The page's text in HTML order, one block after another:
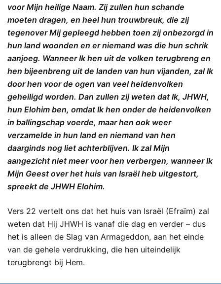
voor Mijn heilige Naam. Zij zullen hun schande
moeten dragen, en heel hun trouwbreuk, die zij
tegenover Mij gepleegd hebben toen zij onbezorgd in
hun land woonden en er niemand was die hun schrik
aanjoeg. Wanneer Ik hen uit de volken terugbreng en
hen bijeenbreng uit de landen van hun vijanden, zal Ik
door hen voor de ogen van veel heidenvolken
geheiligd worden. Dan zullen zij weten dat Ik, JHWH,
hun Elohim ben, omdat Ik hen onder de heidenvolken
in ballingschap voerde, maar hen ook weer
verzamelde in hun land en niemand van hen
daarginds nog liet achterblijven. Ik zal Mijn
aangezicht niet meer voor hen verbergen, wanneer Ik
Mijn Geest over het huis van Israël heb uitgestort,
spreekt de JHWH Elohim.
Vers 22 vertelt ons dat het huis van Israël (Efraïm) zal
weten dat Hij JHWH is vanaf die dag en verder – dus
het is alleen de Slag van Armageddon, aan het einde
van de gehele verdrukking, die hen uiteindelijk
terugbrengt bij Hem.